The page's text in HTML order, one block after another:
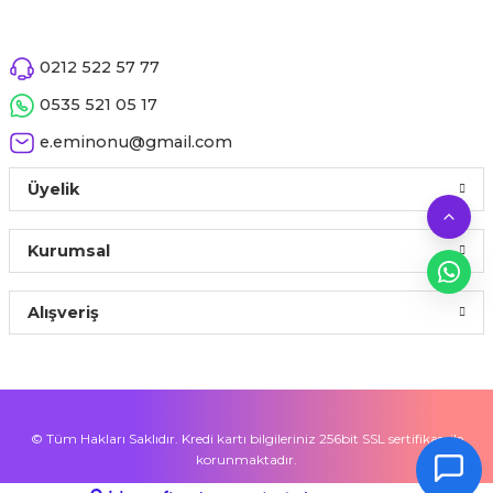
0212 522 57 77
0535 521 05 17
e.eminonu@gmail.com
Üyelik
Kurumsal
Alışveriş
© Tüm Hakları Saklıdır. Kredi kartı bilgileriniz 256bit SSL sertifikası ile
korunmaktadır.